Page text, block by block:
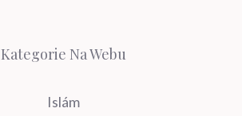
Kategorie Na Webu
Islám